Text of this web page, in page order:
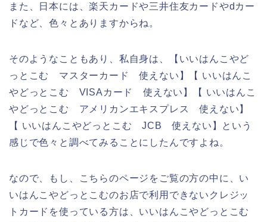
また、日本には、楽天カードや三井住友カードやdカー
ドなど、色々とありますからね。
そのようなこともあり、私自身は、【いいはんこやど
っとこむ マスターカード 使えない】【 いいはんこ
やどっとこむ VISAカード 使えない】【 いいはんこ
やどっとこむ アメリカンエキスプレス 使えない】
【 いいはんこやどっとこむ JCB 使えない】という
感じで色々と調べてみることにしたんですよね。
なので、もし、こちらのページをご覧の方の中に、い
いはんこやどっとこむのお店で利用できないクレジッ
トカードを使っている方は、いいはんこやどっとこむ